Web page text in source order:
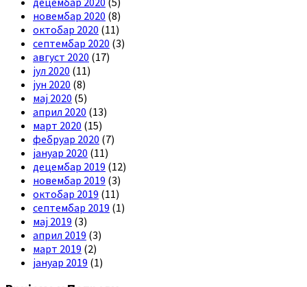
новембар 2020 (8)
октобар 2020 (11)
септембар 2020 (3)
август 2020 (17)
јул 2020 (11)
јун 2020 (8)
мај 2020 (5)
април 2020 (13)
март 2020 (15)
фебруар 2020 (7)
јануар 2020 (11)
децембар 2019 (12)
новембар 2019 (3)
октобар 2019 (11)
септембар 2019 (1)
мај 2019 (3)
април 2019 (3)
март 2019 (2)
јануар 2019 (1)